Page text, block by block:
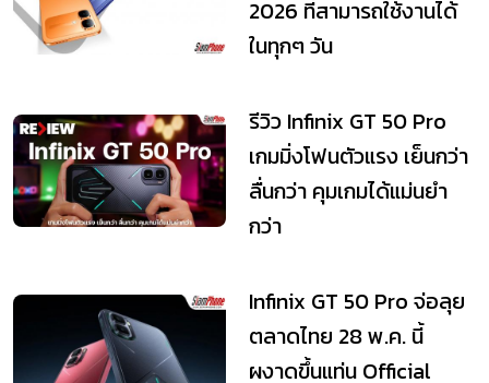
2026 ที่สามารถใช้งานได้
ในทุกๆ วัน
รีวิว Infinix GT 50 Pro
เกมมิ่งโฟนตัวแรง เย็นกว่า
ลื่นกว่า คุมเกมได้แม่นยำ
กว่า
Infinix GT 50 Pro จ่อลุย
ตลาดไทย 28 พ.ค. นี้
ผงาดขึ้นแท่น Official